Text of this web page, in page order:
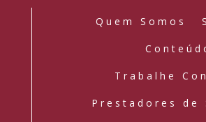
Quem Somos
Trabalhe
Prestadores de